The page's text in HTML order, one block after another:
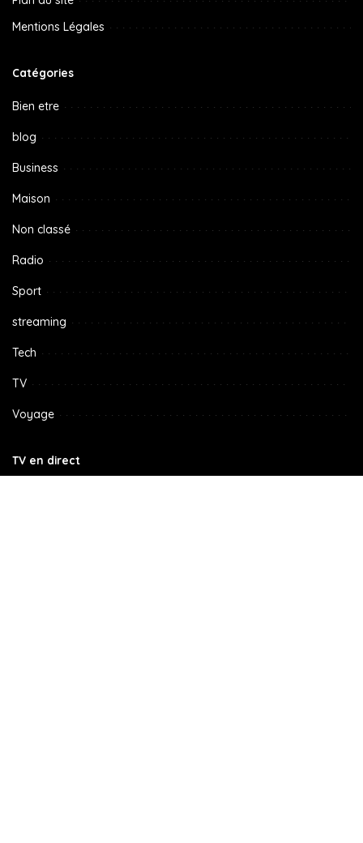
Mentions Légales
Catégories
Bien etre
blog
Business
Maison
Non classé
Radio
Sport
streaming
Tech
TV
Voyage
TV en direct